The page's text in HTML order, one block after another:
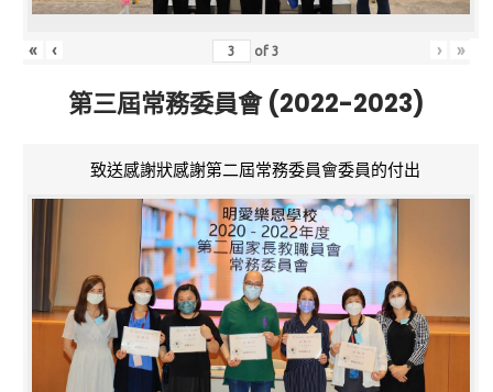
« ‹ of3 › »
第三屆常務委員會 (2022-2023)
致送感謝狀感謝第二屆常務委員會委員的付出